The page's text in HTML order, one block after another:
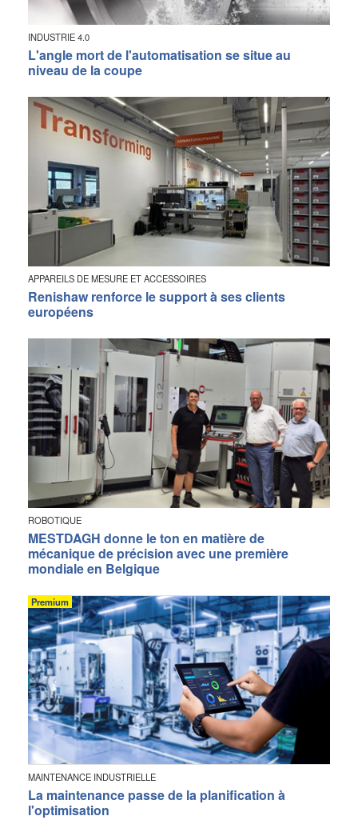
INDUSTRIE 4.0
L'angle mort de l'automatisation se situe au
niveau de la coupe
APPAREILS DE MESURE ET ACCESSOIRES
Renishaw renforce le support à ses clients
européens
ROBOTIQUE
MESTDAGH donne le ton en matière de
mécanique de précision avec une première
mondiale en Belgique
Premium
MAINTENANCE INDUSTRIELLE
La maintenance passe de la planification à
l'optimisation